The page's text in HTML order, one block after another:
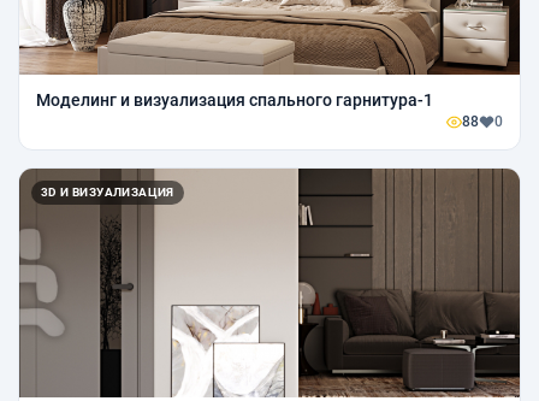
Моделинг и визуализация спального гарнитура-1
88 0
3D И ВИЗУАЛИЗАЦИЯ